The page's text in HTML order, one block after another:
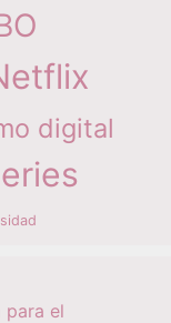
digital
para el